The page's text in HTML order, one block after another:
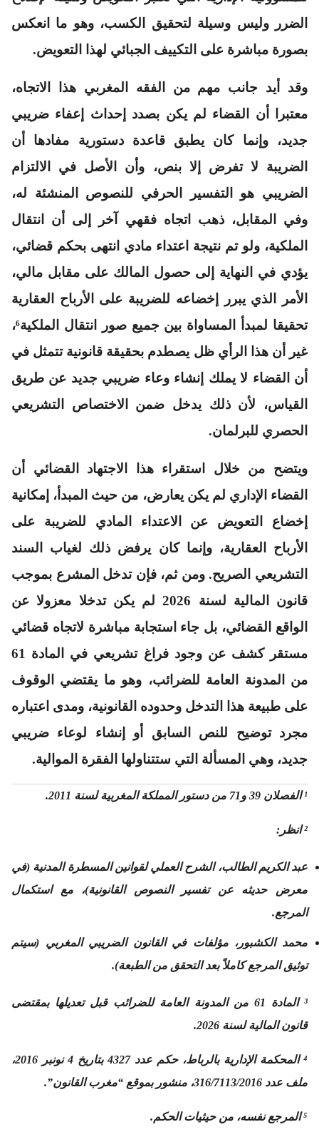
الضرر وليس وسيلة لتحقيق الكسب، وهو ما انعكس
بصورة مباشرة على التكييف الجبائي لهذا التعويض.
وقد أيد جانب مهم من الفقه المغربي هذا الاتجاه،
معتبرا أن القضاء لم يكن بصدد إحداث إعفاء ضريبي
جديد، وإنما كان يطبق قاعدة دستورية مفادها أن
الضريبة لا تفرض إلا بنص، وأن الأصل في الالتزام
الضريبي هو التفسير الحرفي للنصوص المنشئة له،
وفي المقابل، ذهب اتجاه فقهي آخر إلى أن انتقال
الملكية، ولو تم نتيجة اعتداء مادي انتهى بحكم قضائي،
يؤدي في النهاية إلى حصول المالك على مقابل مالي،
الأمر الذي يبرر إخضاعه للضريبة على الأرباح العقارية
تحقيقا لمبدأ المساواة بين جميع صور انتقال الملكية⁶،
غير أن هذا الرأي ظل يصطدم بحقيقة قانونية تتمثل في
أن القضاء لا يملك إنشاء وعاء ضريبي جديد عن طريق
القياس، لأن ذلك يدخل ضمن الاختصاص التشريعي
الحصري للبرلمان.
ويتضح من خلال استقراء هذا الاجتهاد القضائي أن
القضاء الإداري لم يكن يعارض، من حيث المبدأ، إمكانية
إخضاع التعويض عن الاعتداء المادي للضريبة على
الأرباح العقارية، وإنما كان يرفض ذلك لغياب السند
التشريعي الصريح. ومن ثم، فإن تدخل المشرع بموجب
قانون المالية لسنة 2026 لم يكن تدخلا معزولا عن
الواقع القضائي، بل جاء استجابة مباشرة لاتجاه قضائي
مستقر كشف عن وجود فراغ تشريعي في المادة 61
من المدونة العامة للضرائب، وهو ما يقتضي الوقوف
على طبيعة هذا التدخل وحدوده القانونية، ومدى اعتباره
مجرد توضيح للنص السابق أو إنشاء لوعاء ضريبي
جديد، وهي المسألة التي ستتناولها الفقرة الموالية.
¹ الفصلان 39 و71 من دستور المملكة المغربية لسنة 2011.
² انظر:
عبد الكريم الطالب، الشرح العملي لقوانين المسطرة المدنية (في
معرض حديثه عن تفسير النصوص القانونية)، مع استكمال
المرجع.
محمد الكشبور، مؤلفات في القانون الضريبي المغربي (سيتم
توثيق المرجع كاملاً بعد التحقق من الطبعة).
³ المادة 61 من المدونة العامة للضرائب قبل تعديلها بمقتضى
قانون المالية لسنة 2026.
⁴ المحكمة الإدارية بالرباط، حكم عدد 4327 بتاريخ 4 نونبر 2016،
ملف عدد 316/7113/2016، منشور بموقع “مغرب القانون”.
⁵ المرجع نفسه، من حيثيات الحكم.